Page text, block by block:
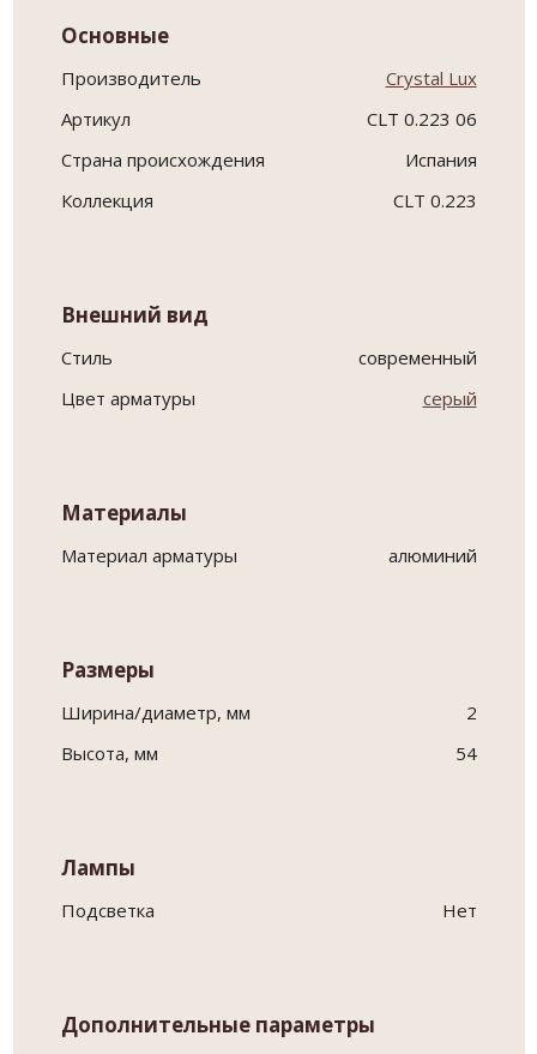
Основные
Производитель
Crystal Lux
Артикул
CLT 0.223 06
Страна происхождения
Испания
Коллекция
CLT 0.223
Внешний вид
Стиль
современный
Цвет арматуры
серый
Материалы
Материал арматуры алюминий
Размеры
Ширина/диаметр, мм
2
Высота, мм
54
Лампы
Подсветка Нет
Дополнительные параметры